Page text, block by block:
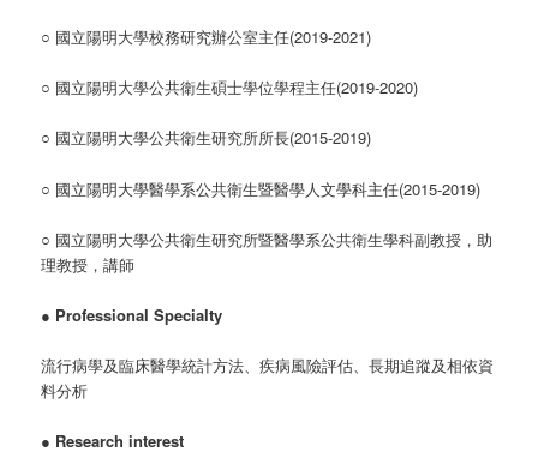
○ 國立陽明大學校務研究辦公室主任(2019-2021)
○ 國立陽明大學公共衛生碩士學位學程主任(2019-2020)
○ 國立陽明大學公共衛生研究所所長(2015-2019)
○ 國立陽明大學醫學系公共衛生暨醫學人文學科主任(2015-2019)
○ 國立陽明大學公共衛生研究所暨醫學系公共衛生學科副教授，助
理教授，講師
● Professional Specialty
流行病學及臨床醫學統計方法、疾病風險評估、長期追蹤及相依資
料分析
● Research interest